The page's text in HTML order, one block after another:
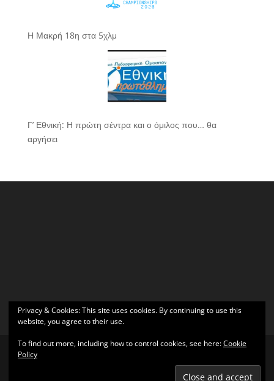
Η Μακρή 18η στα 5χλμ
Γ’ Εθνική: Η πρώτη σέντρα και ο όμιλος που… θα
αργήσει
| Υποστηρίζεται από
Privacy & Cookies: This site uses cookies. By continuing to use this
website, you agree to their use.
To find out more, including how to control cookies, see here:Cookie
Policy